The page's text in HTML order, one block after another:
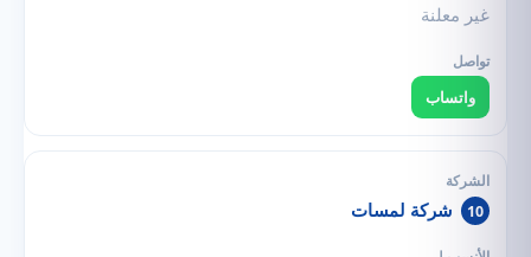
غير معلنة
واتساب
10 شركة لمسات